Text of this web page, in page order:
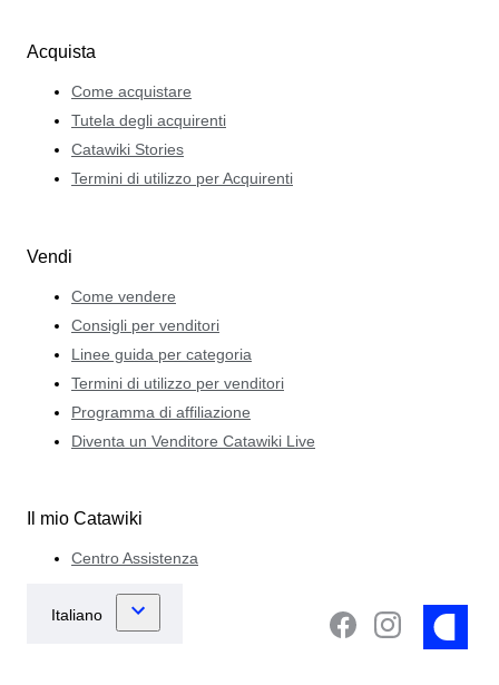
Acquista
Come acquistare
Tutela degli acquirenti
Catawiki Stories
Termini di utilizzo per Acquirenti
Vendi
Come vendere
Consigli per venditori
Linee guida per categoria
Termini di utilizzo per venditori
Programma di affiliazione
Diventa un Venditore Catawiki Live
Il mio Catawiki
Centro Assistenza